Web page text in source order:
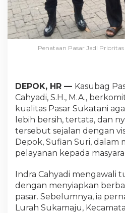
Penataan Pasar Jadi
DEPOK, HR — Kasubag
Cahyadi, S.H., M.A.,
kualitas Pasar Sukatani
lebih bersih, tertata, dan
tersebut sejalan dengan
Depok, Sufian Suri, dalam
pelayanan kepada
Indra Cahyadi mengawali
dengan menyiapkan
pasar. Sebelumnya, ia
Lurah Sukamaju,